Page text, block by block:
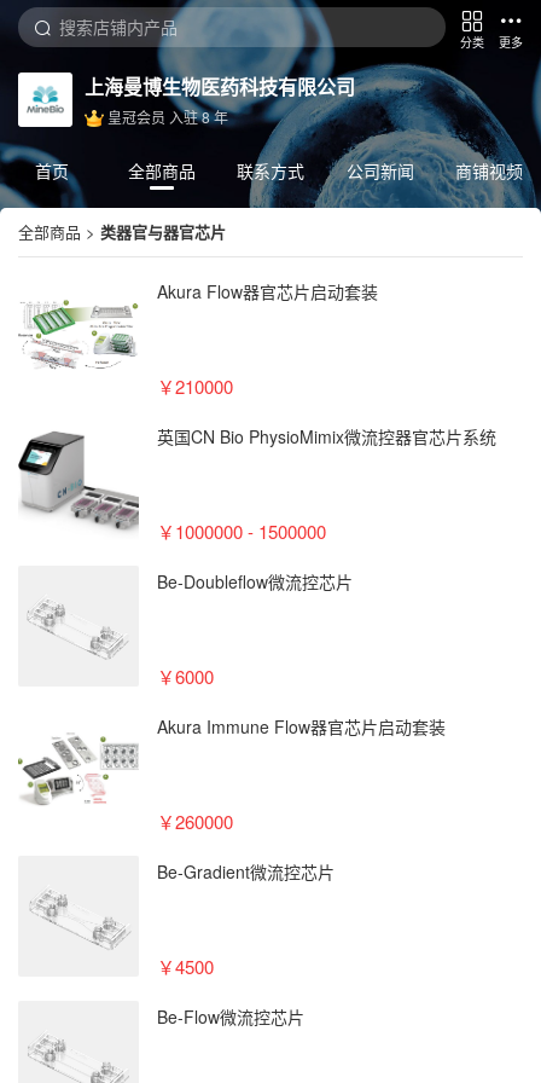
分类 更多
上海曼博生物医药科技有限公司
皇冠会员 入驻8年
首页 全部商品 联系方式 公司新闻 商铺视频
全部商品 > 类器官与器官芯片
Akura Flow器官芯⽚启动套装
￥210000
英国CN Bio PhysioMimix微流控器官芯片系统
￥1000000 - 1500000
Be-Doubleflow微流控芯片
￥6000
Akura Immune Flow器官芯⽚启动套装
￥260000
Be-Gradient微流控芯片
￥4500
Be-Flow微流控芯片